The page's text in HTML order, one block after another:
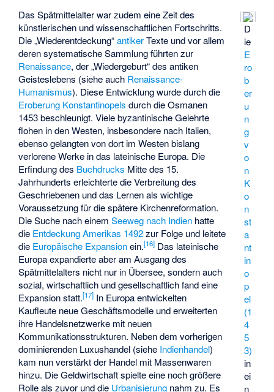
D
ie
E
ro
b
er
u
n
g
v
o
n
K
o
n
st
a
nt
in
o
p
el
(1
4
5
3)
in
ei
n
Das Spätmittelalter war zudem eine Zeit des
künstlerischen und wissenschaftlichen Fortschritts.
Die „Wiederentdeckung“antikerTexte und vor allem
deren systematische Sammlung führten zur
Renaissance, der „Wiedergeburt“ des antiken
Geisteslebens (siehe auch Renaissance-
Humanismus). Diese Entwicklung wurde durch die
Eroberung Konstantinopels durch die Osmanen
1453 beschleunigt. Viele byzantinische Gelehrte
flohen in den Westen, insbesondere nach Italien,
ebenso gelangten von dort im Westen bislang
verlorene Werke in das lateinische Europa. Die
Erfindung des Buchdrucks Mitte des 15.
Jahrhunderts erleichterte die Verbreitung des
Geschriebenen und das Lernen als wichtige
Voraussetzung für die spätere Kirchenreformation.
Die Suche nach einemSeeweg nach Indien hatte
die Entdeckung Amerikas 1492zur Folge und leitete
die Europäische Expansionein.[16] Das lateinische
Europa expandierte aber am Ausgang des
Spätmittelalters nicht nur in Übersee, sondern auch
sozial, wirtschaftlich und gesellschaftlich fand eine
Expansion statt.[17] In Europa entwickelten
Kaufleute neue Geschäftsmodelle und erweiterten
ihre Handelsnetzwerke mit neuen
Kommunikationsstrukturen. Neben dem vorherigen
dominierenden Luxushandel (siehe Indienhandel)
kam nun verstärkt der Handel mit Massenwaren
hinzu. Die Geldwirtschaft spielte eine noch größere
Rolle als zuvor und die Urbanisierung nahm zu. Es